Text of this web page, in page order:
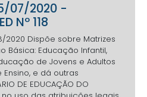
07/2020 -
Nº 118
2020 Dispõe sobre Matrizes
Básica: Educação Infantil,
de Jovens e Adultos
e dá outras
DE EDUCAÇÃO DO